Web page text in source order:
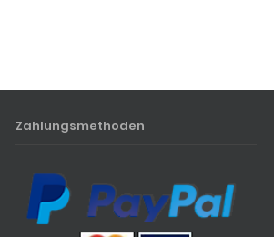
Zahlungsmethoden